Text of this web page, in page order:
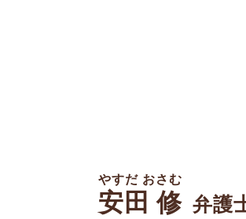
安田 修
やすだ おさむ
弁護